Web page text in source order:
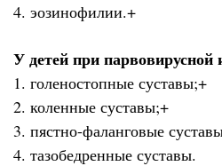
4. эозинофилии.+
У детей при
1. голеностопные суставы;+
2. коленные суставы;+
3. пястно-фаланговые
4. тазобедренные суставы.